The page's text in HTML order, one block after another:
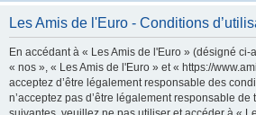
Les Amis de l'Euro - Conditions
En accédant à « Les Amis de l'Euro » (désigné
« nos », « Les Amis de l'Euro » et « https://
acceptez d’être légalement responsable des
n’acceptez pas d’être légalement responsable